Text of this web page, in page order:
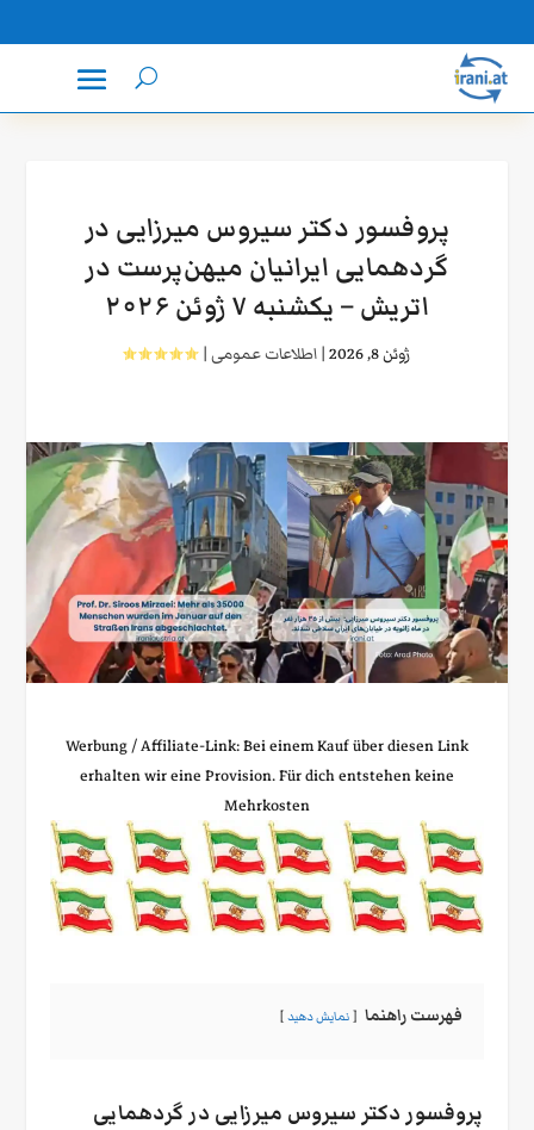
پروفسور دکتر سیروس میرزایی در
گردهمایی ایرانیان میهن‌پرست در
اتریش – یکشنبه ۷ ژوئن ۲۰۲۶
ژوئن 8, 2026 |اطلاعات عمومی|
Werbung / Affiliate‑Link: Bei einem Kauf über diesen Link
erhalten wir eine Provision. Für dich entstehen keine
Mehrkosten
فهرست راهنما نمایش دهید
پروفسور دکتر سیروس میرزایی در گردهمایی